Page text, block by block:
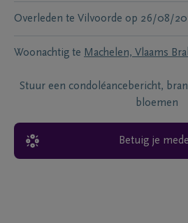
Overleden te Vilvoorde op 26/08/
Woonachtig te Machelen, Vlaams
Stuur een condoléancebericht,
bloemen
Betuig je